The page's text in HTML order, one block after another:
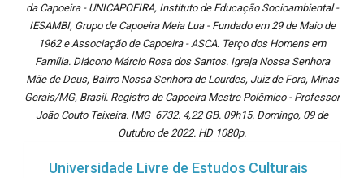
da Capoeira - UNICAPOEIRA, Instituto de Educação Socioambiental -
IESAMBI, Grupo de Capoeira Meia Lua - Fundado em 29 de Maio de
1962 e Associação de Capoeira - ASCA. Terço dos Homens em
Família. Diácono Márcio Rosa dos Santos. Igreja Nossa Senhora
Mãe de Deus, Bairro Nossa Senhora de Lourdes, Juiz de Fora, Minas
Gerais/MG, Brasil. Registro de Capoeira Mestre Polêmico - Professor
João Couto Teixeira. IMG_6732. 4,22 GB. 09h15. Domingo, 09 de
Outubro de 2022. HD 1080p.
Universidade Livre de Estudos Culturais